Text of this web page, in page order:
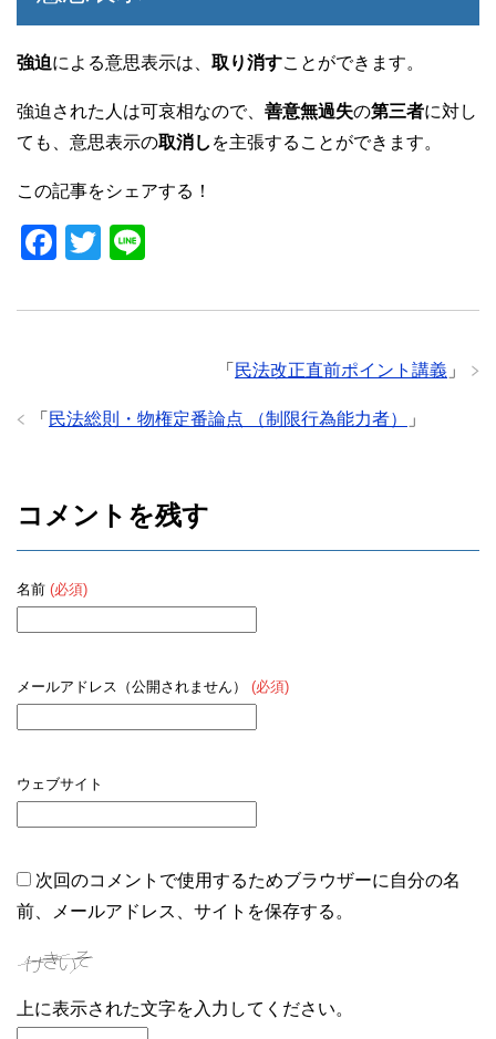
強迫による意思表示は、 取り消すことができます。
強迫された人は可哀相なので、 善意無過失の第三者に対し
ても、意思表示の取消し を主張することができます。
この記事をシェアする！
F
c
o
T
tt
e
「 民法改正直前ポイント講義 」
「 民法総則・物権定番論点 （制限行為能力者） 」
コメントを残す
名前 (必須)
メールアドレス（公開されません） (必須)
ウェブサイト
次回のコメントで使用するためブラウザーに自分の名
前、メールアドレス、サイトを保存する。
上に表示された文字を入力してください。